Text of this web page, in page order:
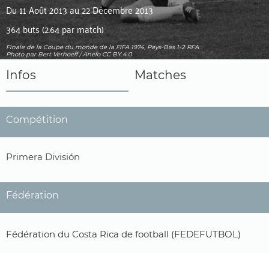
Du 11 Août 2013 au 22 Décembre 2013
364 buts (2.64 par match)
Finale de la Coupe du monde de la FIFA 1974, Pays-Bas 1-2 RFA
Photopar Bert Verhoeff / Anefo CC BY 4.0
Infos Matches
Compétition
Primera División
Fédération
Fédération du Costa Rica de football (FEDEFUTBOL)